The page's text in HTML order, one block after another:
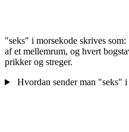
"seks" i morsekode skrives
af et mellemrum, og hvert
prikker og streger.
Hvordan sender man "seks" i